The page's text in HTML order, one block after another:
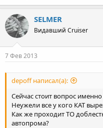
SELMER
Видавший Cruiser
7 Фев 2013
depoff написал(а):
Сейчас стоит вопрос
Неужели все у кого КАТ
Как же проходит ТО
автопрома?